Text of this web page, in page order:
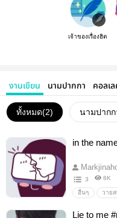
เจ้าของเรื่องฮิต
งานเขียน นามปากกา คอลเ
ทั้งหมด(2) นามปากก
in the
3 8K
อื่นๆ วาย
Lie to me